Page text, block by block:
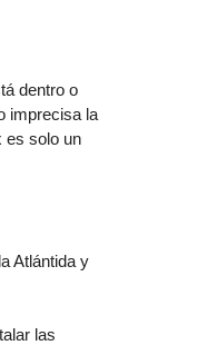
dentro o
imprecisa la
es solo un
Atlántida y
las